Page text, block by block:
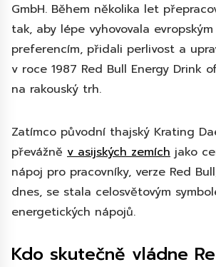
GmbH. Během několika let
tak, aby lépe vyhovovala
preferencím, přidali perlivost a
v roce 1987 Red Bull Energy Drink
na rakouský trh.
Zatímco původní thajský Krating
převážně v asijských zemích jako
nápoj pro pracovníky, verze Red
dnes, se stala celosvětovým
energetických nápojů.
Kdo skutečně vládne